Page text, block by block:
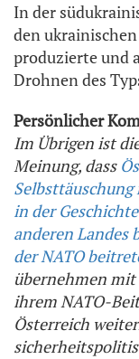
In der
den
produzierte und
Drohnen des
Persönlicher
Im Übrigen ist
Meinung, dass
in der
anderen Landes
der NATO
übernehmen
ihrem NATO-
Österreich